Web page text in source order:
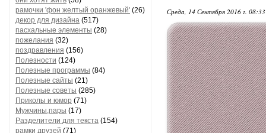
рамочки 'фон желтый оранжевый' (26)
декор для дизайна (517)
пасхальные элементы (28)
пожелания (32)
поздравления (156)
Полезности (124)
Полезные программы (84)
Полезные сайты (21)
Полезные советы (285)
Приколы и юмор (71)
Мужчины,пары (17)
Разделители для текста (154)
рамки друзей (71)
Среда, 14 Сентября 2016 г.